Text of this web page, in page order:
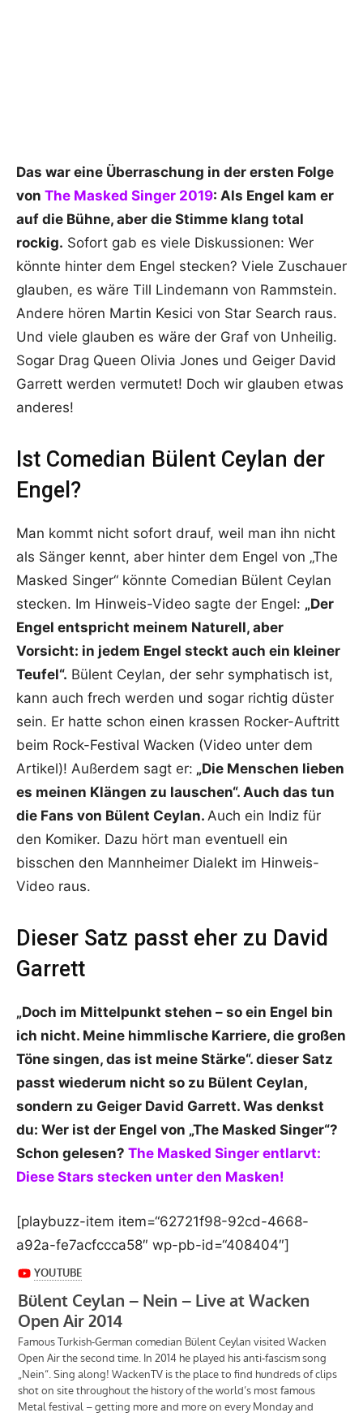
Das war eine Überraschung in der ersten Folge
von The Masked Singer 2019: Als Engel kam er
auf die Bühne, aber die Stimme klang total
rockig. Sofort gab es viele Diskussionen: Wer
könnte hinter dem Engel stecken? Viele Zuschauer
glauben, es wäre Till Lindemann von Rammstein.
Andere hören Martin Kesici von Star Search raus.
Und viele glauben es wäre der Graf von Unheilig.
Sogar Drag Queen Olivia Jones und Geiger David
Garrett werden vermutet! Doch wir glauben etwas
anderes!
Ist Comedian Bülent Ceylan der
Engel?
Man kommt nicht sofort drauf, weil man ihn nicht
als Sänger kennt, aber hinter dem Engel von „The
Masked Singer“ könnte Comedian Bülent Ceylan
stecken. Im Hinweis-Video sagte der Engel: „Der
Engel entspricht meinem Naturell, aber
Vorsicht: in jedem Engel steckt auch ein kleiner
Teufel“. Bülent Ceylan, der sehr symphatisch ist,
kann auch frech werden und sogar richtig düster
sein. Er hatte schon einen krassen Rocker-Auftritt
beim Rock-Festival Wacken (Video unter dem
Artikel)! Außerdem sagt er: „Die Menschen lieben
es meinen Klängen zu lauschen“. Auch das tun
die Fans von Bülent Ceylan. Auch ein Indiz für
den Komiker. Dazu hört man eventuell ein
bisschen den Mannheimer Dialekt im Hinweis-
Video raus.
Dieser Satz passt eher zu David
Garrett
„Doch im Mittelpunkt stehen – so ein Engel bin
ich nicht. Meine himmlische Karriere, die großen
Töne singen, das ist meine Stärke“. dieser Satz
passt wiederum nicht so zu Bülent Ceylan,
sondern zu Geiger David Garrett. Was denkst
du: Wer ist der Engel von „The Masked Singer“?
Schon gelesen? The Masked Singer entlarvt:
Diese Stars stecken unter den Masken!
[playbuzz-item item=“62721f98-92cd-4668-
a92a-fe7acfccca58″ wp-pb-id=“408404″]